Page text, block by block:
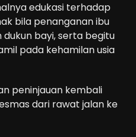
edukasi terhadap
bila penanganan ibu
bayi, serta begitu
pada kehamilan usia
peninjauan kembali
dari rawat jalan ke